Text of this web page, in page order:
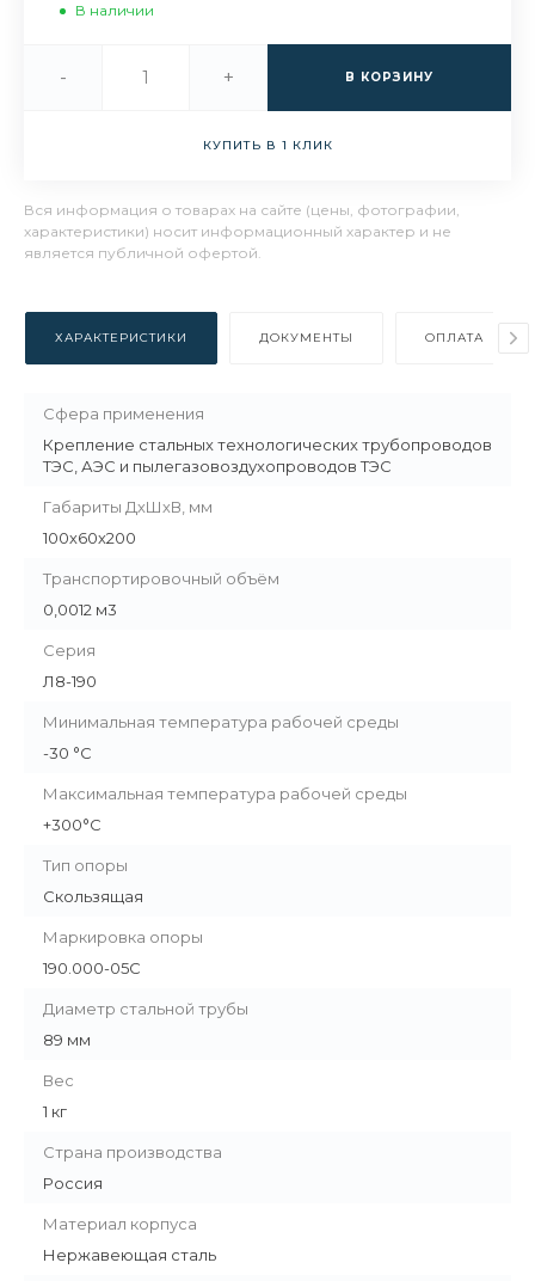
В наличии
- + В КОРЗИНУ
КУПИТЬ В 1 КЛИК
Вся информация о товарах на сайте (цены, фотографии,
характеристики) носит информационный характер и не
является публичной офертой.
ХАРАКТЕРИСТИКИ ДОКУМЕНТЫ ОПЛАТА
Сфера применения
Крепление стальных технологических трубопроводов
ТЭС, АЭС и пылегазовоздухопроводов ТЭС
Габариты ДхШхВ, мм
100х60х200
Транспортировочный объём
0,0012 м3
Серия
Л8-190
Минимальная температура рабочей среды
-30 °С
Максимальная температура рабочей среды
+300°С
Тип опоры
Скользящая
Маркировка опоры
190.000-05С
Диаметр стальной трубы
89 мм
Вес
1 кг
Страна производства
Россия
Материал корпуса
Нержавеющая сталь